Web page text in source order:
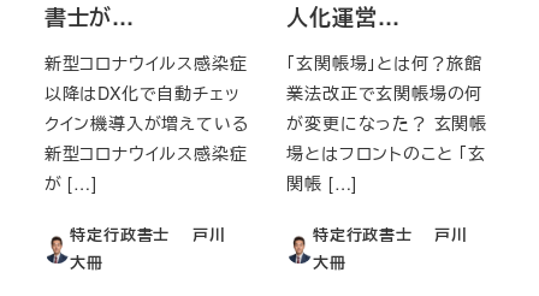
書士が…
新型コロナウイルス感染症
以降はDX化で自動チェッ
クイン機導入が増えている
新型コロナウイルス感染症
が […]
特定行政書士 戸川
大冊
人化運営…
「玄関帳場」とは何？旅館
業法改正で玄関帳場の何
が変更になった？ 玄関帳
場とはフロントのこと 「玄
関帳 […]
特定行政書士 戸川
大冊